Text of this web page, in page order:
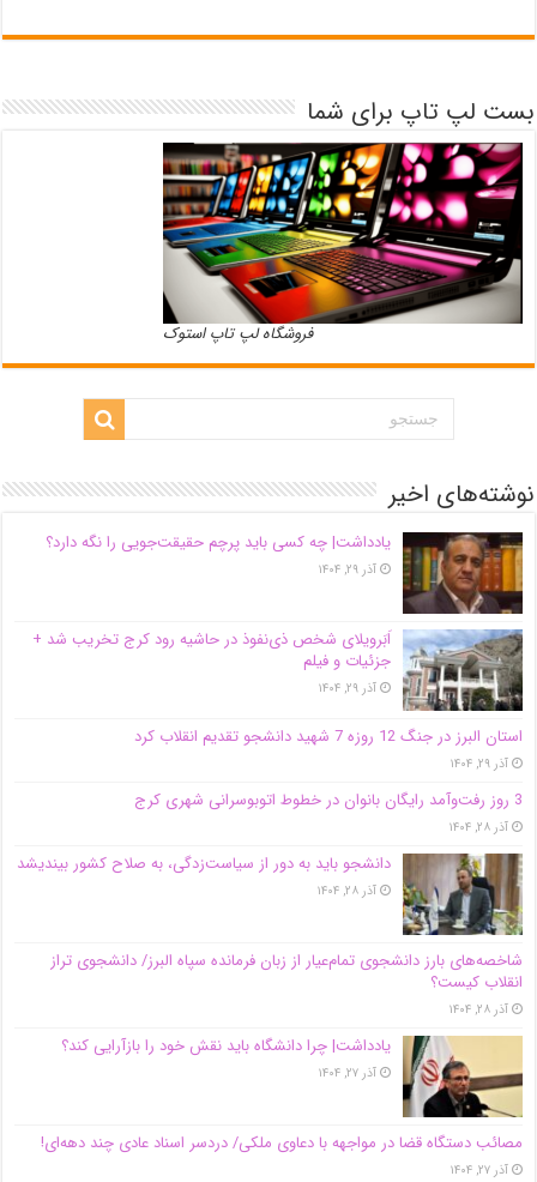
بست لپ تاپ برای شما
فروشگاه لپ تاپ استوک
نوشته‌های اخیر
یادداشت| ‌چه کسی باید پرچم حقیقت‌جویی را نگه دارد؟
آذر ۲۹, ۱۴۰۴
اَبَر‌ویلای شخص ذی‌نفوذ در حاشیه‌ رود کرج تخریب شد +
جزئیات و فیلم
آذر ۲۹, ۱۴۰۴
استان البرز در جنگ 12 روزه 7 شهید دانشجو تقدیم انقلاب کرد
آذر ۲۹, ۱۴۰۴
3 روز رفت‌وآمد رایگان بانوان در خطوط اتوبوسرانی شهری کرج
آذر ۲۸, ۱۴۰۴
دانشجو باید به دور از سیاست‌زدگی، به صلاح کشور بیندیشد
آذر ۲۸, ۱۴۰۴
شاخصه‌های بارز دانشجوی تمام‌عیار از زبان فرمانده سپاه البرز/ دانشجوی تراز
انقلاب کیست؟
آذر ۲۸, ۱۴۰۴
یادداشت| چرا دانشگاه باید نقش خود را بازآرایی کند؟
آذر ۲۷, ۱۴۰۴
مصائب دستگاه قضا در مواجهه با دعاوی ملکی/ دردسر اسناد عادی چند‌ دهه‌ای!
آذر ۲۷, ۱۴۰۴